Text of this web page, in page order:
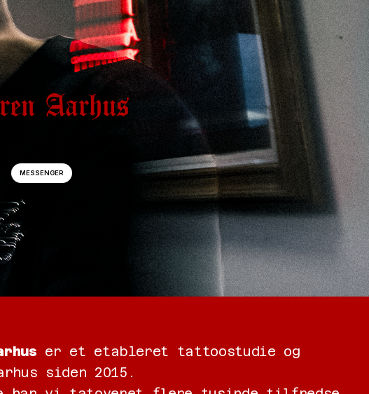
Aarhus
er et etableret tattoostudie og
siden 2015.